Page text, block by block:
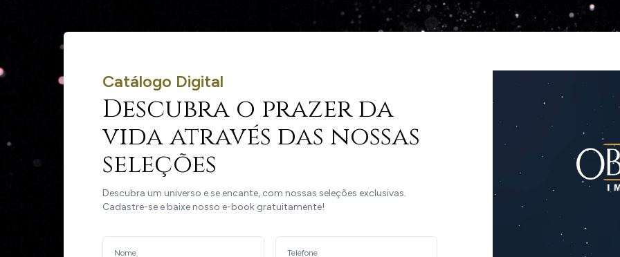
Catálogo Digital
Descubra o prazer da
vida através das nossas
seleções
Descubra um universo e se encante, com nossas seleções exclusivas.
Cadastre-se e baixe nosso e-book gratuitamente!